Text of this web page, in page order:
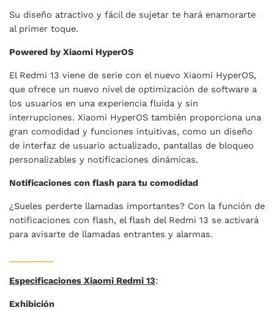
Su diseño atractivo y fácil de sujetar te hará enamorarte
al primer toque.
Powered by Xiaomi HyperOS
El Redmi 13 viene de serie con el nuevo Xiaomi HyperOS,
que ofrece un nuevo nivel de optimización de software a
los usuarios en una experiencia fluida y sin
interrupciones. Xiaomi HyperOS también proporciona una
gran comodidad y funciones intuitivas, como un diseño
de interfaz de usuario actualizado, pantallas de bloqueo
personalizables y notificaciones dinámicas.
Notificaciones con flash para tu comodidad
¿Sueles perderte llamadas importantes? Con la función de
notificaciones con flash, el flash del Redmi 13 se activará
para avisarte de llamadas entrantes y alarmas.
Especificaciones Xiaomi Redmi 13:
Exhibición